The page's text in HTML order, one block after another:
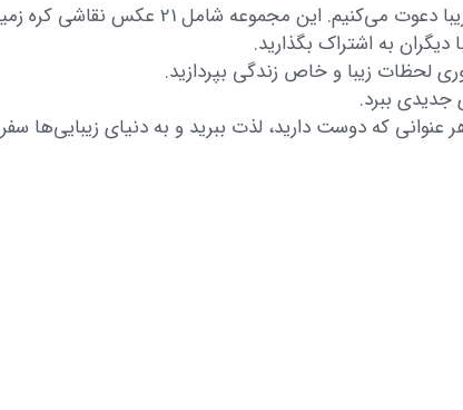
در اینجا شما را به تماشای مجموعه‌ای
به اشتراک بگذارید.
لحظات زیبا و خاص زندگی بپردازید.
جدیدی ببرد.
که دوست دارید، لذت ببرید و به دنیای زیبایی‌ها